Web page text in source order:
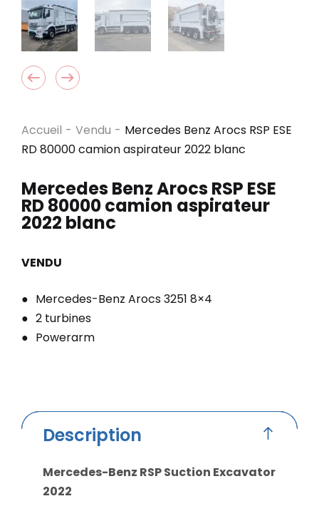
Accueil - Vendu - Mercedes Benz Arocs RSP ESE
RD 80000 camion aspirateur 2022 blanc
Mercedes Benz Arocs RSP ESE
RD 80000 camion aspirateur
2022 blanc
VENDU
Mercedes-Benz Arocs 3251 8×4
2 turbines
Powerarm
Description
Mercedes-Benz RSP Suction Excavator
2022